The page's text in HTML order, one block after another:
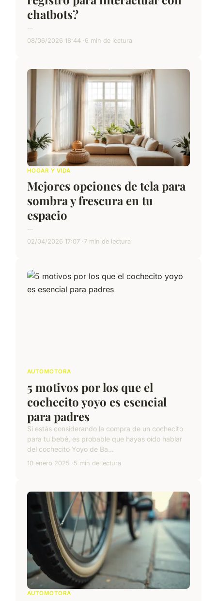
chatbots?
...
08/06/2026 18:44 6 min de lectura
HOGAR Y VIDA
Mejores opciones de tela para
sombra y frescura en tu
espacio
...
02/04/2026 17:07 7 min de lectura
AUTOMOTORA
5 motivos por los que el
cochecito yoyo es esencial
para padres
Si estás considerando la compra de un cochecito
para tu bebé, es probable que hayas oído hablar
del cochecito Yoyo de Ba...
10 enero 2025 5 min de lectura
AUTOMOTORA